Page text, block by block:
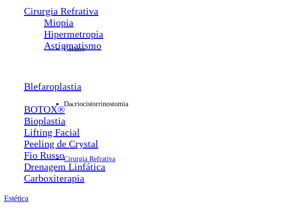
Calázio
Dacriocistorrinostomia
Cirurgia Refrativa
Cirurgia Refrativa
Miopia
Hipermetropia
Astigmatismo
Blefaroplastia
BOTOX®
Bioplastia
Lifting Facial
Peeling de Crystal
Fio Russo
Drenagem Linfática
Carboxiterapia
Estética